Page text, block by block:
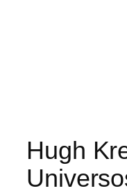
Hugh